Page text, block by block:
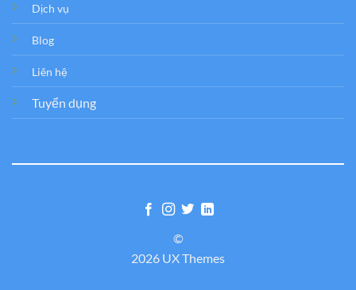
Dịch vụ
Blog
Liên hệ
Tuyển dụng
©
2026 UX Themes